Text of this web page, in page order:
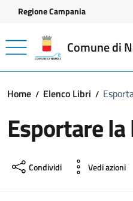
Vai ai contenuti
Vai al footer
Regione Campania
Comune di
Home Elenco Libri
Esportare
Condividi Vedi azioni